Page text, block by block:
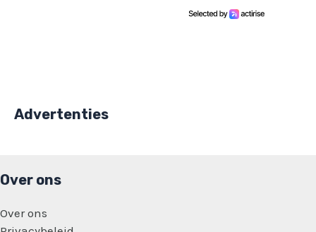
Advertenties
Over ons
Over ons